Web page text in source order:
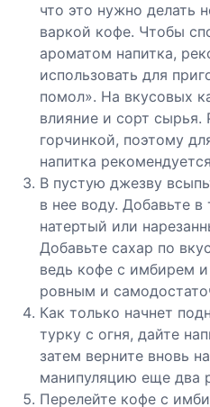
что это нужно делать
варкой кофе. Чтобы
ароматом напитка,
использовать для
помол». На вкусовых
влияние и сорт сырья.
горчинкой, поэтому
напитка
В пустую джезву
в нее воду. Добавьте
натертый или
Добавьте сахар по
ведь кофе с имбирем
ровным и
Как только начнет
турку с огня, дайте
затем верните вновь
манипуляцию еще два
Перелейте кофе с